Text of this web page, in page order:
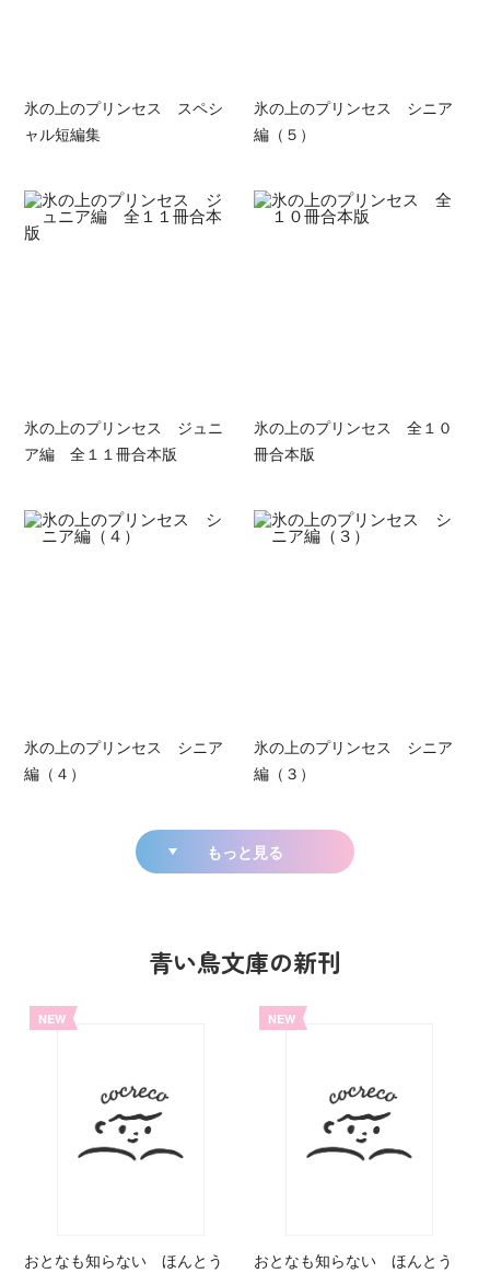
氷の上のプリンセス スペシ
ャル短編集
氷の上のプリンセス シニア
編（５）
氷の上のプリンセス ジュニ
ア編 全１１冊合本版
氷の上のプリンセス 全１０
冊合本版
氷の上のプリンセス シニア
編（４）
氷の上のプリンセス シニア
編（３）
もっと見る
青い鳥文庫の新刊
NEW
おとなも知らない ほんとう
NEW
おとなも知らない ほんとう